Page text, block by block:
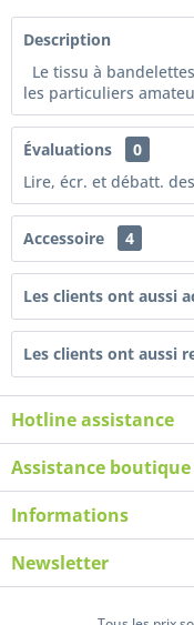
Description
Le tissu à
les particuliers
Évaluations
0
Lire, écr. et débatt.
Accessoire 4
Les clients ont aussi
Les clients ont aussi
Hotline assistance
Assistance boutique
Informations
Newsletter